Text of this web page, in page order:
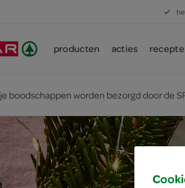
producten acties
je boodschappen worden bezorgd door de